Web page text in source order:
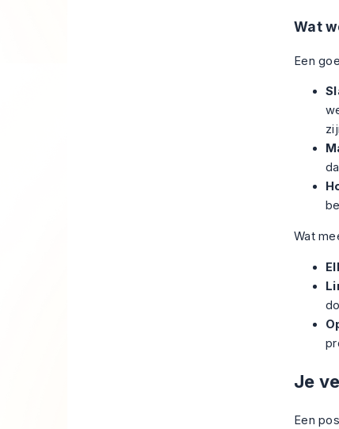
Wat
Een
Wat
Je
Een